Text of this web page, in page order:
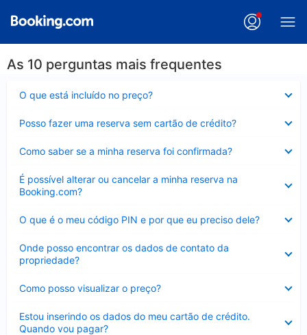
As 10 perguntas mais frequentes
O que está incluído no preço?
Posso fazer uma reserva sem cartão de crédito?
Como saber se a minha reserva foi confirmada?
É possível alterar ou cancelar a minha reserva na
Booking.com?
Contraído
O que é o meu código PIN e por que eu preciso dele?
Onde posso encontrar os dados de contato da
propriedade?
Como posso visualizar o preço?
Estou inserindo os dados do meu cartão de crédito.
Quando vou pagar?